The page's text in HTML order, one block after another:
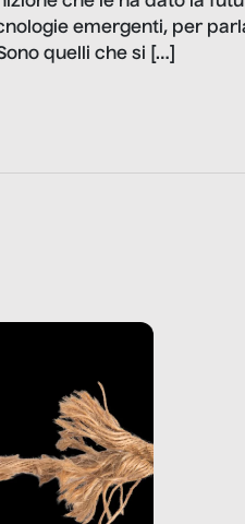
emergenti, per
quelli che si […]